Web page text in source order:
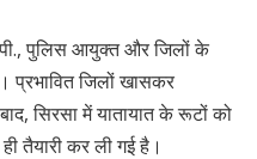
पुलिस आयुक्त और जिलों के
प्रभावित जिलों खासकर
सिरसा में यातायात के रूटों को
तैयारी कर ली गई है।